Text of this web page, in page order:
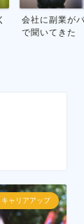
お酒をやめる
行った話
ャリアアップ